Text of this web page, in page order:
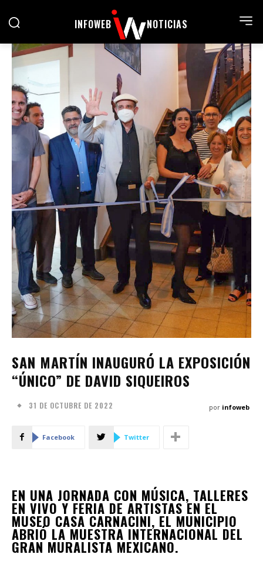
INFOWEB NOTICIAS
SAN MARTÍN INAUGURÓ LA EXPOSICIÓN
“ÚNICO” DE DAVID SIQUEIROS
31 DE OCTUBRE DE 2022 por infoweb
Facebook Twitter
EN UNA JORNADA CON MÚSICA, TALLERES
EN VIVO Y FERIA DE ARTISTAS EN EL
MUSEO CASA CARNACINI, EL MUNICIPIO
ABRIÓ LA MUESTRA INTERNACIONAL DEL
GRAN MURALISTA MEXICANO.